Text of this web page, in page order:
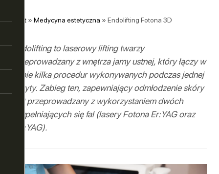
Start » Medycyna estetyczna » Endolifting Fotona 3D
Endolifting to laserowy lifting twarzy
przeprowadzany z wnętrza jamy ustnej, który łączy w
sobie kilka procedur wykonywanych podczas jednej
wizyty. Zabieg ten, zapewniający odmłodzenie skóry
jest przeprowadzany z wykorzystaniem dwóch
uzupełniających się fal (lasery Fotona Er:YAG oraz
Nd:YAG).